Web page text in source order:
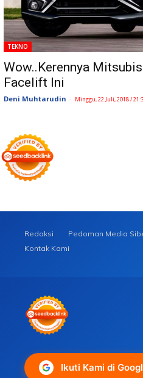
TEKNO
Wow..Kerennya
Facelift Ini
Deni Muhtarudin - Minggu, 22 Juli, 2018 /
Redaksi Pedoman Media
Kontak Kami
Ikuti Kami di